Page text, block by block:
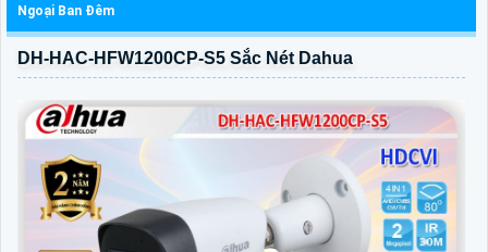
Ngoại Ban Đêm
DH-HAC-HFW1200CP-S5 Sắc Nét Dahua